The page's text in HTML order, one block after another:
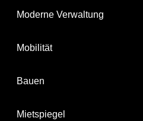
Moderne Verwaltung
Mobilität
Bauen
Mietspiegel